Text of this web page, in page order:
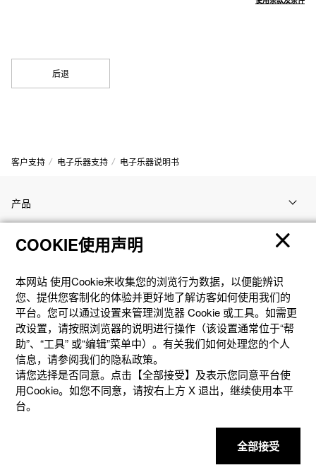
后退
客户支持 电子乐器支持 电子乐器说明书
产品
客户支持
资讯
社交媒体
© 2025 卡西欧（中国）贸易有限公司 CASIO(China) Co., Ltd
COOKIE使用声明
本网站 使⽤Cookie来收集您的浏览⾏为数据，以便能辨识
您、提供您客制化的体验并更好地了解访客如何使⽤我们的
平台。您可以通过设置来管理浏览器 Cookie 或⼯具。如需更
改设置，请按照浏览器的说明进⾏操作（该设置通常位于“帮
助”、“⼯具” 或“编辑”菜单中）。有关我们如何处理您的个⼈
信息，请参阅我们的隐私政策。
请您选择是否同意。点击【全部接受】及表示您同意平台使
用Cookie。如您不同意，请按右上⽅ X 退出，继续使⽤本平
台。
全部接受